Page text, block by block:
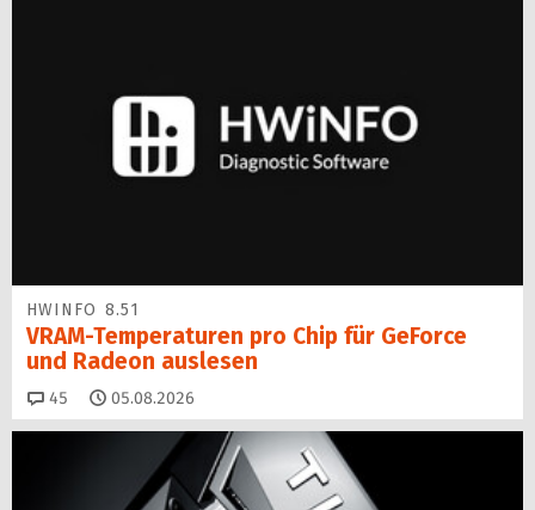
HWINFO 8.51
VRAM-Temperaturen pro Chip für GeForce
und Radeon auslesen
45 Kommentare
05.08.2026